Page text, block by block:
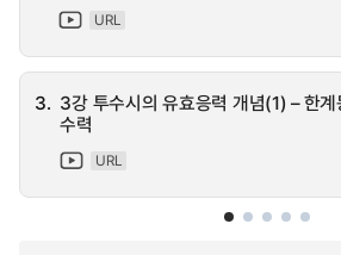
URL
3. 3강 투수시의 유효응력 개념(1) – 한
수력
URL